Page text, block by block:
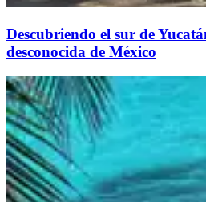
Descubriendo el sur de
desconocida de México